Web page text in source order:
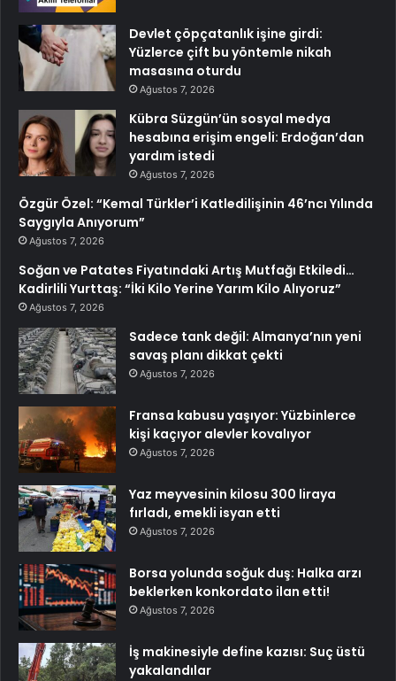
Devlet çöpçatanlık işine girdi:
Yüzlerce çift bu yöntemle nikah
masasına oturdu
Ağustos 7, 2026
Kübra Süzgün’ün sosyal medya
hesabına erişim engeli: Erdoğan’dan
yardım istedi
Ağustos 7, 2026
Özgür Özel: “Kemal Türkler’i Katledilişinin 46’ncı Yılında
Saygıyla Anıyorum”
Ağustos 7, 2026
Soğan ve Patates Fiyatındaki Artış Mutfağı Etkiledi…
Kadirlili Yurttaş: “İki Kilo Yerine Yarım Kilo Alıyoruz”
Ağustos 7, 2026
Sadece tank değil: Almanya’nın yeni
savaş planı dikkat çekti
Ağustos 7, 2026
Fransa kabusu yaşıyor: Yüzbinlerce
kişi kaçıyor alevler kovalıyor
Ağustos 7, 2026
Yaz meyvesinin kilosu 300 liraya
fırladı, emekli isyan etti
Ağustos 7, 2026
Borsa yolunda soğuk duş: Halka arzı
beklerken konkordato ilan etti!
Ağustos 7, 2026
İş makinesiyle define kazısı: Suç üstü
yakalandılar